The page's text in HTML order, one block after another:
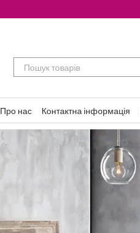
Про нас Контактна інформація